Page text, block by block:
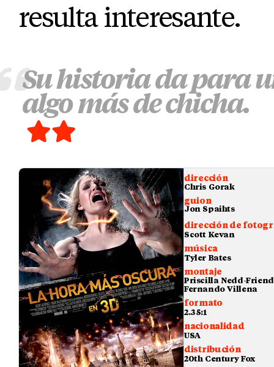
resulta interesante.
Su historia da para
algo más de chicha.
dirección
Chris Gorak
guion
Jon Spaihts
dirección de
Scott Kevan
música
Tyler Bates
montaje
Priscilla Nedd-
Fernando Villena
formato
2.35:1
nacionalidad
USA
distribución
20th Century Fox